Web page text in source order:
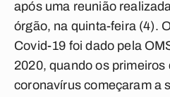
após uma reunião
órgão, na quinta-feira (4).
Covid-19 foi dado pela
2020, quando os primeiros
coronavírus começaram a